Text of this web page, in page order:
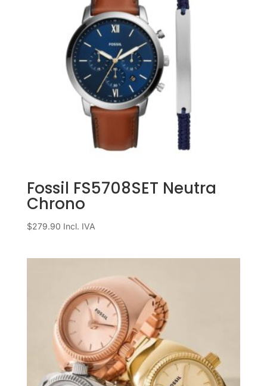
Fossil FS5708SET Neutra
Chrono
$279.90 Incl. IVA